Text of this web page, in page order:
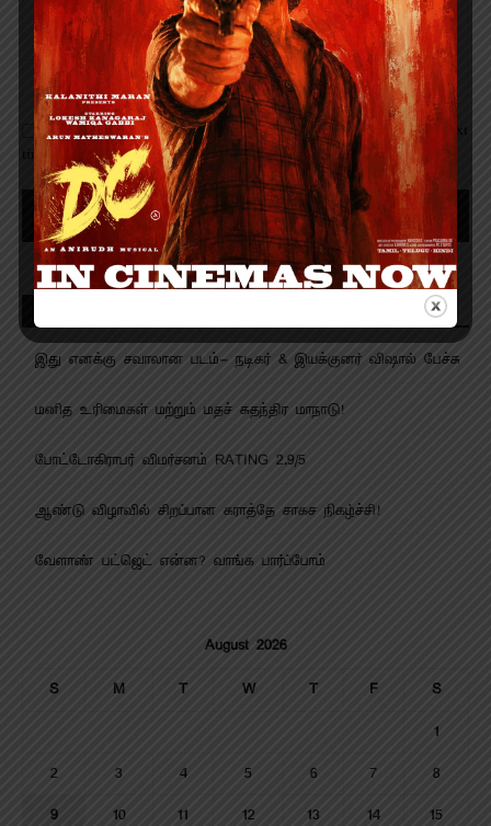
Save my name, email, and website in this browser for the next
time I comment.
இது எனக்கு சவாலான படம்- நடிகர் & இயக்குனர் விஷால் பேச்சு
மனித உரிமைகள் மற்றும் மதச் சுதந்திர மாநாடு!
போட்டோகிராபர் விமர்சனம் RATING 2.9/5
ஆண்டு விழாவில் சிறப்பான கராத்தே சாகச நிகழ்ச்சி!
வேளாண் பட்ஜெட் என்ன? வாங்க பார்ப்போம்
August 2026
S M T W T F S
1
2 3 4 5 6 7 8
9 10 11 12 13 14 15